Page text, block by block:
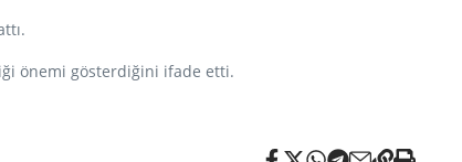
önemi gösterdiğini ifade etti.